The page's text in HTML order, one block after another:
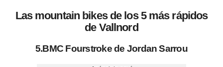
Las mountain bikes de los 5 más rápidos
de Vallnord
5.BMC Fourstroke de Jordan Sarrou